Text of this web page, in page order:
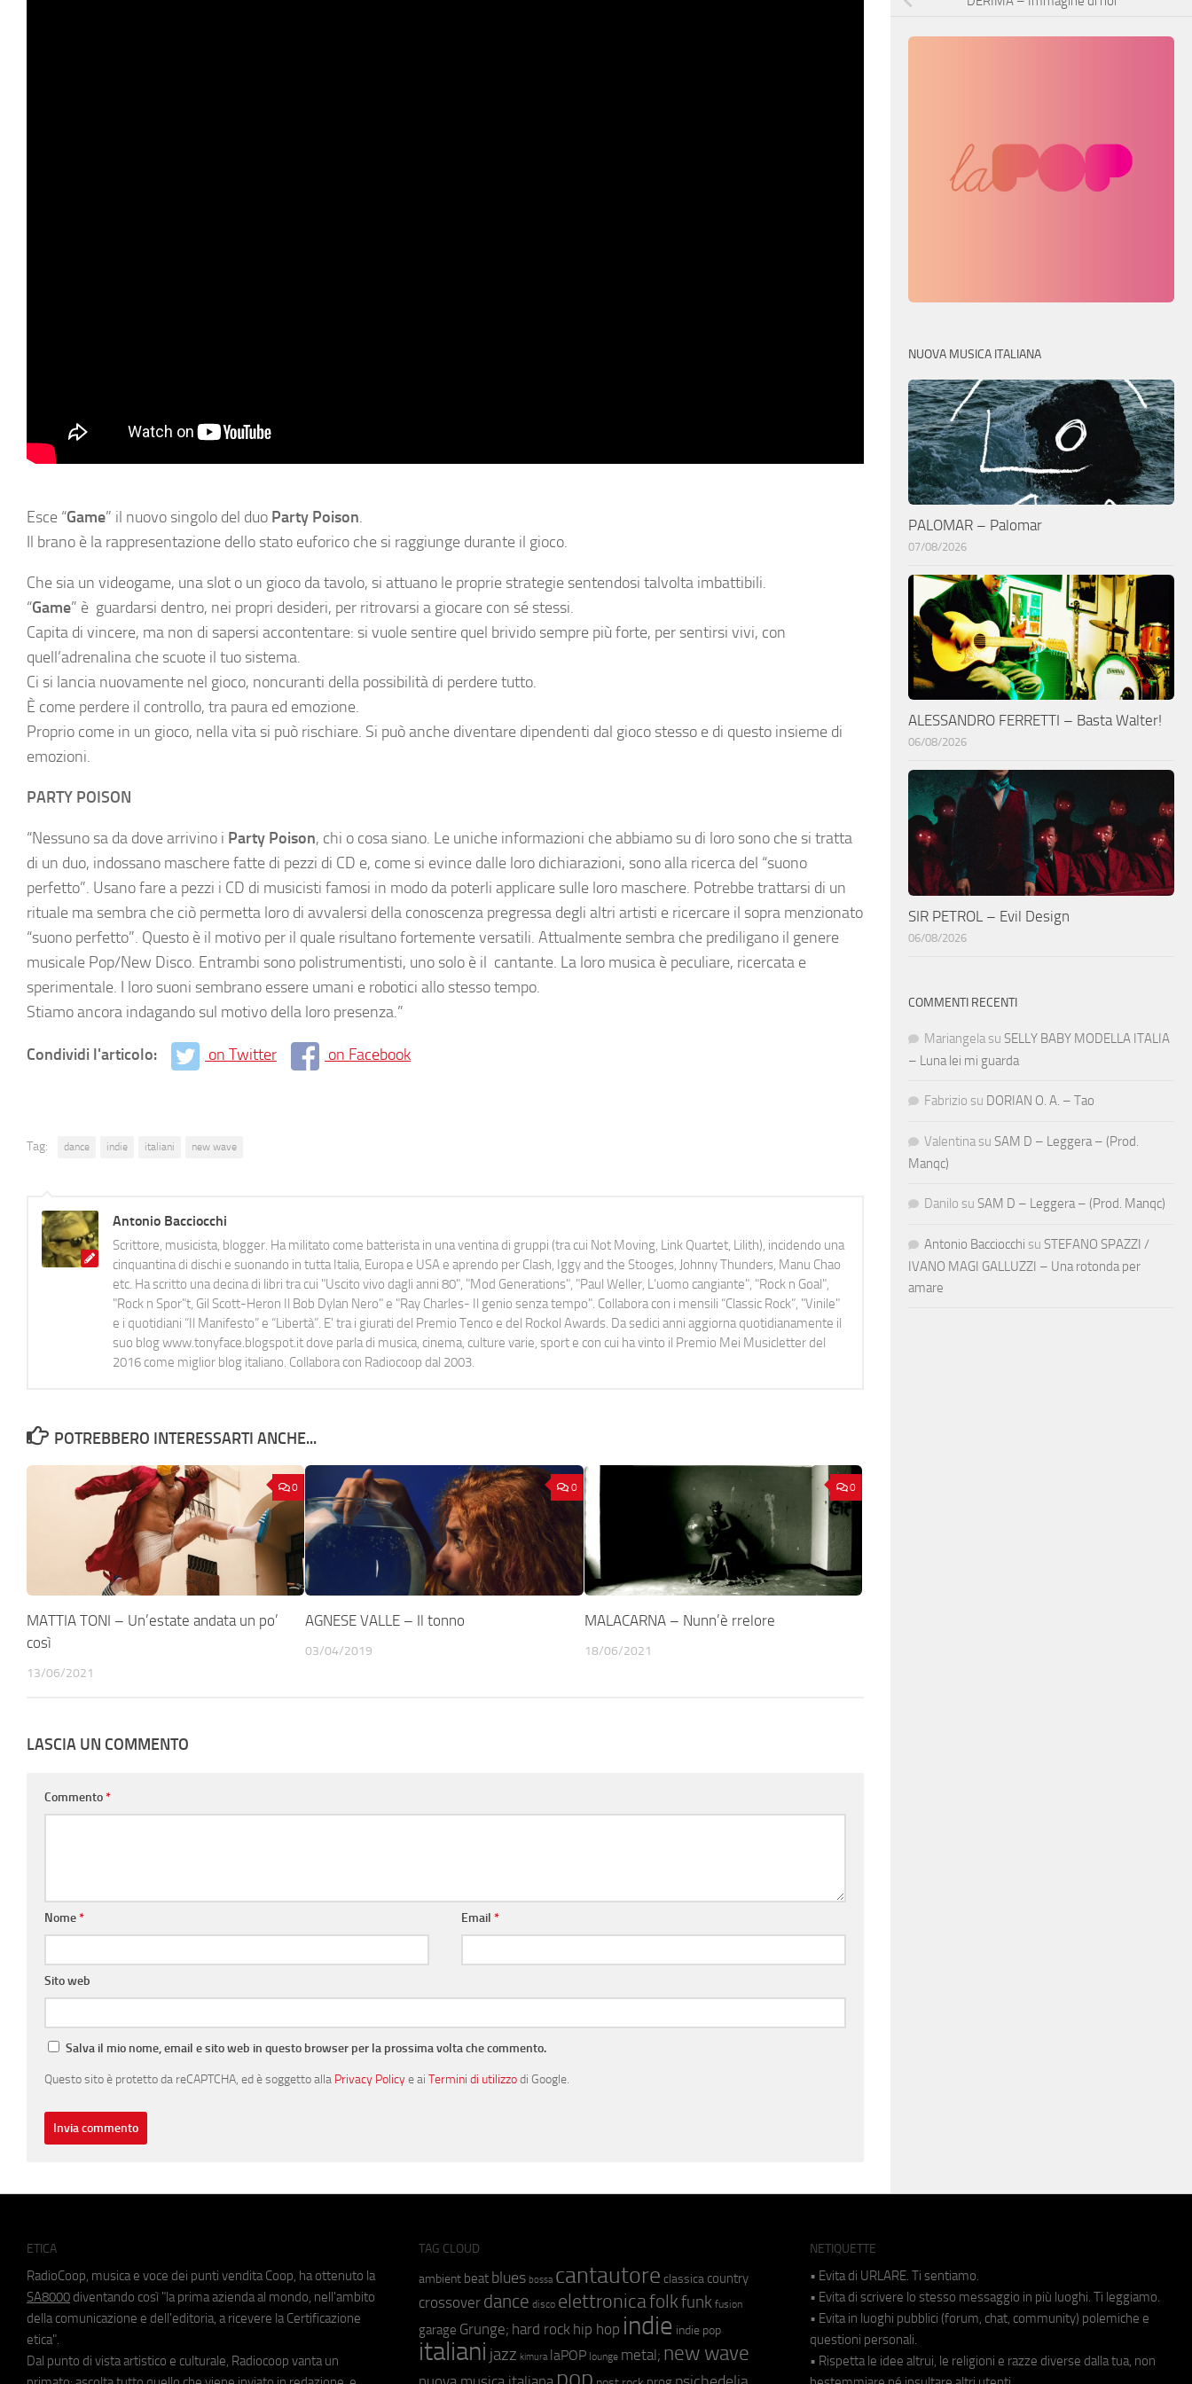
Esce “Game” il nuovo singolo del duo Party Poison.
Il brano è la rappresentazione dello stato euforico che si raggiunge durante il gioco.
Che sia un videogame, una slot o un gioco da tavolo, si attuano le proprie strategie sentendosi talvolta imbattibili.
“Game” è guardarsi dentro, nei propri desideri, per ritrovarsi a giocare con sé stessi.
Capita di vincere, ma non di sapersi accontentare: si vuole sentire quel brivido sempre più forte, per sentirsi vivi, con
quell’adrenalina che scuote il tuo sistema.
Ci si lancia nuovamente nel gioco, noncuranti della possibilità di perdere tutto.
È come perdere il controllo, tra paura ed emozione.
Proprio come in un gioco, nella vita si può rischiare. Si può anche diventare dipendenti dal gioco stesso e di questo insieme di
emozioni.
PARTY POISON
“Nessuno sa da dove arrivino i Party Poison, chi o cosa siano. Le uniche informazioni che abbiamo su di loro sono che si tratta
di un duo, indossano maschere fatte di pezzi di CD e, come si evince dalle loro dichiarazioni, sono alla ricerca del “suono
perfetto”. Usano fare a pezzi i CD di musicisti famosi in modo da poterli applicare sulle loro maschere. Potrebbe trattarsi di un
rituale ma sembra che ciò permetta loro di avvalersi della conoscenza pregressa degli altri artisti e ricercare il sopra menzionato
“suono perfetto”. Questo è il motivo per il quale risultano fortemente versatili. Attualmente sembra che prediligano il genere
musicale Pop/New Disco. Entrambi sono polistrumentisti, uno solo è il cantante. La loro musica è peculiare, ricercata e
sperimentale. I loro suoni sembrano essere umani e robotici allo stesso tempo.
Stiamo ancora indagando sul motivo della loro presenza.”
Condividi l'articolo: on Twitter on Facebook
Tag: dance indie italiani new wave
Antonio Bacciocchi
Scrittore, musicista, blogger. Ha militato come batterista in una ventina di gruppi (tra cui Not Moving, Link Quartet, Lilith), incidendo una
cinquantina di dischi e suonando in tutta Italia, Europa e USA e aprendo per Clash, Iggy and the Stooges, Johnny Thunders, Manu Chao
etc. Ha scritto una decina di libri tra cui "Uscito vivo dagli anni 80", "Mod Generations", "Paul Weller, L’uomo cangiante", "Rock n Goal",
"Rock n Spor"t, Gil Scott-Heron Il Bob Dylan Nero" e "Ray Charles- Il genio senza tempo". Collabora con i mensili “Classic Rock”, "Vinile"
e i quotidiani “Il Manifesto” e “Libertà”. E' tra i giurati del Premio Tenco e del Rockol Awards. Da sedici anni aggiorna quotidianamente il
suo blog www.tonyface.blogspot.it dove parla di musica, cinema, culture varie, sport e con cui ha vinto il Premio Mei Musicletter del
2016 come miglior blog italiano. Collabora con Radiocoop dal 2003.
POTREBBERO INTERESSARTI ANCHE...
0
MATTIA TONI – Un’estate andata un po’
così
13/06/2021
0
AGNESE VALLE – Il tonno
03/04/2019
0
MALACARNA – Nunn’è rrelore
18/06/2021
LASCIA UN COMMENTO
Commento*
Nome* Email*
Sito web
Salva il mio nome, email e sito web in questo browser per la prossima volta che commento.
Questo sito è protetto da reCAPTCHA, ed è soggetto alla Privacy Policye ai Termini di utilizzodi Google.
NUOVA MUSICA ITALIANA
PALOMAR – Palomar
07/08/2026
ALESSANDRO FERRETTI – Basta Walter!
06/08/2026
SIR PETROL – Evil Design
06/08/2026
COMMENTI RECENTI
Mariangela su SELLY BABY MODELLA ITALIA
– Luna lei mi guarda
Fabrizio su DORIAN O. A. – Tao
Valentina su SAM D – Leggera – (Prod.
Manqc)
Danilo su SAM D – Leggera – (Prod. Manqc)
Antonio Bacciocchi su STEFANO SPAZZI /
IVANO MAGI GALLUZZI – Una rotonda per
amare
ETICA
RadioCoop, musica e voce dei punti vendita Coop, ha ottenuto la
SA8000 diventando così "la prima azienda al mondo, nell'ambito
della comunicazione e dell'editoria, a ricevere la Certificazione
etica".
Dal punto di vista artistico e culturale, Radiocoop vanta un
TAG CLOUD
ambient beat blues bossa cantautore classica country
crossover dance disco elettronicafolkfunk fusion
garage Grunge; hard rock hip hop indie indie pop
italiani jazz kimura laPOP lounge metal; new wave
NETIQUETTE
• Evita di URLARE. Ti sentiamo.
• Evita di scrivere lo stesso messaggio in più luoghi. Ti leggiamo.
• Evita in luoghi pubblici (forum, chat, community) polemiche e
questioni personali.
• Rispetta le idee altrui, le religioni e razze diverse dalla tua, non